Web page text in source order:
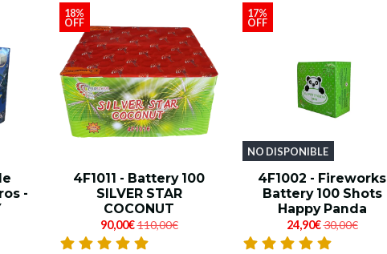
-
18%
OFF
4F1011 - Battery 100
SILVER STAR
COCONUT
90,00€110,00€
17%
OFF
NO DISPONIBLE
4F1002 - Fireworks
Battery 100 Shots
Happy Panda
24,90€30,00€